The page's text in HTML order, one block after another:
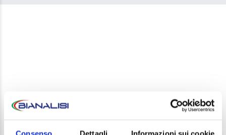
Consenso Dettagli Informazioni sui cookie
LEAVE A REPLY
Your email address will not be published. Required